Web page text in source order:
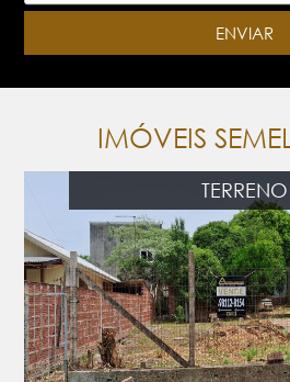
IMÓVEIS
TERRENO